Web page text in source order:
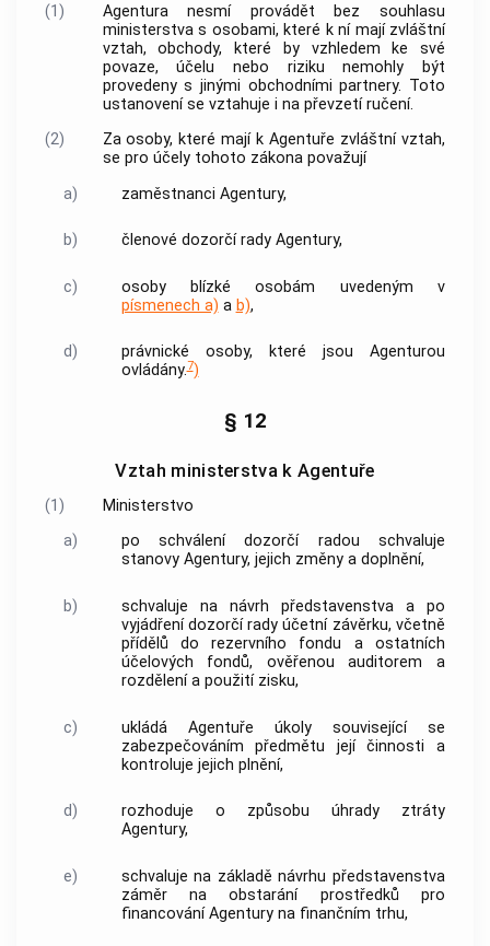
(1) Agenturanesmí provádět bez souhlasu
ministerstva s osobami, které k ní mají zvláštní
vztah, obchody, které by vzhledem ke své
povaze, účelu nebo riziku nemohly být
provedeny s jinými obchodními partnery. Toto
ustanovení se vztahuje i na převzetí ručení.
(2)
Za osoby, které mají kAgentuře zvláštní vztah,
se pro účely tohoto zákona považují
a)
zaměstnanci Agentury,
b) členové dozorčí rady Agentury,
c)
osoby blízké osobám uvedeným v
písmenech a) a b),
d) právnické osoby, které jsou Agenturou
ovládány.7)
§ 12
Vztah ministerstva k Agentuře
(1)
Ministerstvo
a)
po schválenídozorčí radou schvaluje
stanovy Agentury, jejich změny a doplnění,
b)
schvaluje na návrh představenstva a po
vyjádřenídozorčí rady účetní závěrku, včetně
přídělů do rezervního fondu a ostatních
účelových fondů, ověřenou auditorem a
rozdělení a použití zisku,
c) ukládá Agentuře úkoly související se
zabezpečováním předmětu její činnosti a
kontroluje jejich plnění,
d)
rozhoduje o způsobu úhrady ztráty
Agentury,
e)
schvaluje na základě návrhu představenstva
záměr na obstarání prostředků pro
financováníAgenturyna finančním trhu,